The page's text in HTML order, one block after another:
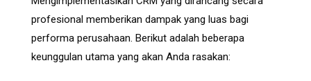
profesional memberikan dampak yang luas bagi
performa perusahaan. Berikut adalah beberapa
keunggulan utama yang akan Anda rasakan: